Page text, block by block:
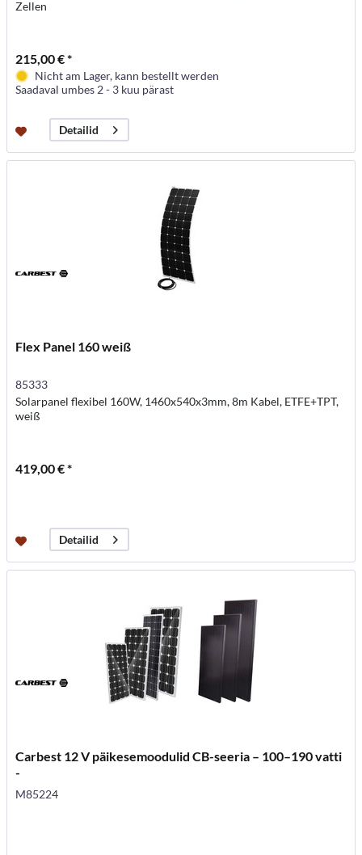
Zellen
215,00 € *
Nicht am Lager, kann bestellt werden
Saadaval umbes 2 - 3 kuu pärast
Detailid
Flex Panel 160 weiß
85333
Solarpanel flexibel 160W, 1460x540x3mm, 8m Kabel, ETFE+TPT,
weiß
419,00 € *
Detailid
Carbest 12 V päikesemoodulid CB-seeria – 100–190 vatti
-
M85224